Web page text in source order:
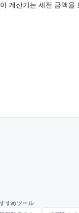
계산기는 세전 금액
すめツール